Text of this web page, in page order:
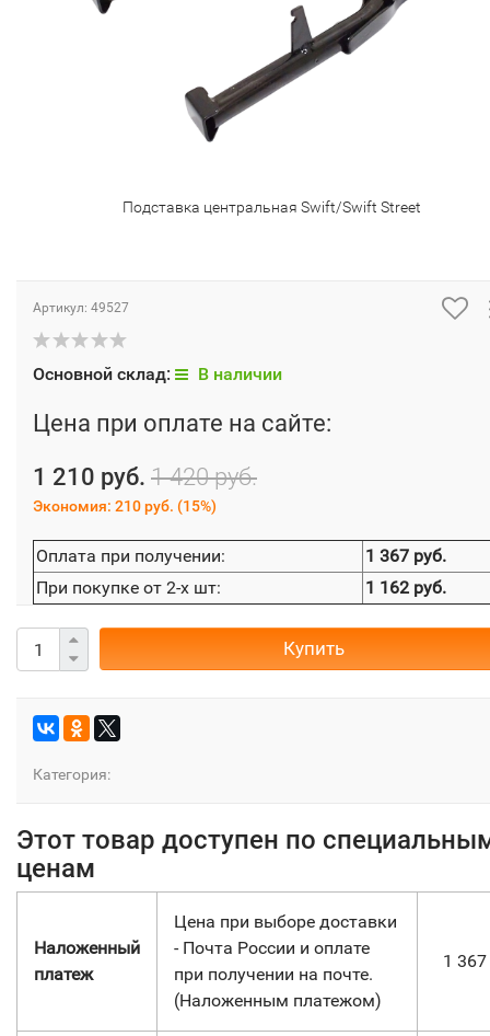
Подставка центральная Swift/Swift Street
Артикул: 49527
Основной склад: В наличии
Цена при оплате на сайте:
1 210 руб. 1 420 руб.
Экономия: 210 руб. (15%)
Оплата при получении:
1 367 руб.
При покупке от 2-х шт:
1 162 руб.
Купить
Категория:
Этот товар доступен по
ценам
Наложенный
платеж
Цена при выборе доставки
- Почта России и оплате
при получении на почте.
(Наложенным платежом)
1 367